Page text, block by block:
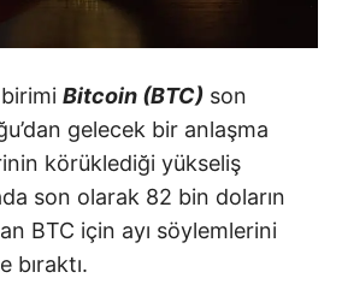
Bitcoin (BTC) son
gelecek bir anlaşma
körüklediği yükseliş
son olarak 82 bin doların
BTC için ayı söylemlerini
bıraktı.